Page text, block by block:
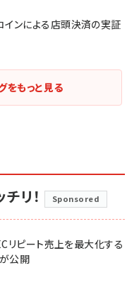
インによる店頭決済の実証
をもっと見る
リ！ Sponsored
リピート売上を最大化する
公開